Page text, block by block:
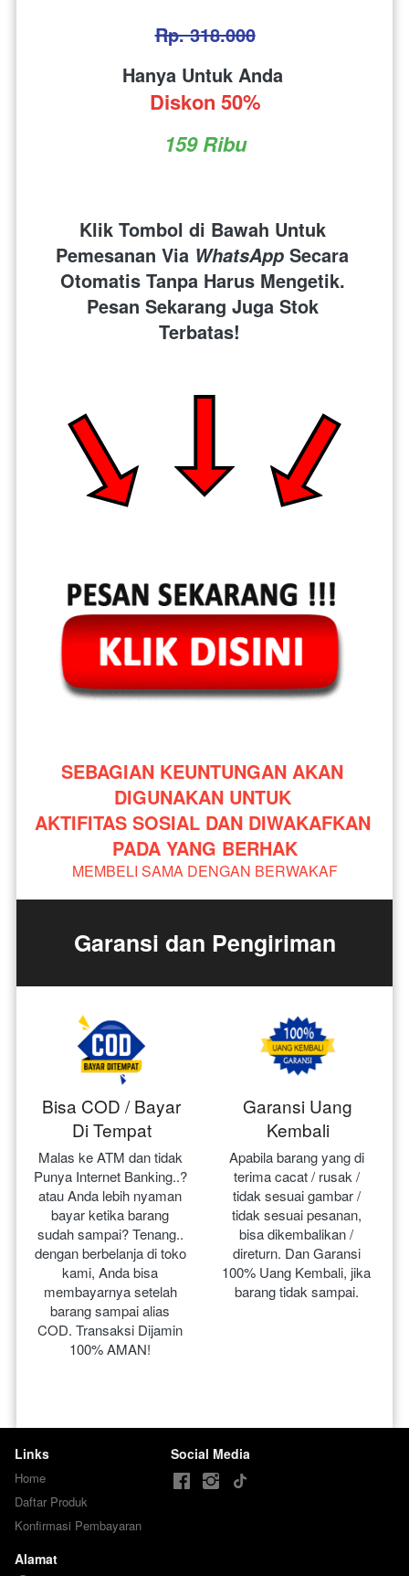
Rp. 318.000
Hanya Untuk Anda
Diskon 50%
159 Ribu
Klik Tombol di Bawah Untuk
Pemesanan Via WhatsApp Secara
Otomatis Tanpa Harus Mengetik.
Pesan Sekarang Juga Stok
Terbatas!
SEBAGIAN KEUNTUNGAN AKAN
DIGUNAKAN UNTUK
AKTIFITAS SOSIAL DAN DIWAKAFKAN
PADA YANG BERHAK
MEMBELI SAMA DENGAN BERWAKAF
Garansi dan Pengiriman
Bisa COD / Bayar
Di Tempat
Malas ke ATM dan tidak
Punya Internet Banking..?
atau Anda lebih nyaman
bayar ketika barang
sudah sampai? Tenang..
dengan berbelanja di toko
kami, Anda bisa
membayarnya setelah
barang sampai alias
COD. Transaksi Dijamin
100% AMAN!
Garansi Uang
Kembali
Apabila barang yang di
terima cacat / rusak /
tidak sesuai gambar /
tidak sesuai pesanan,
bisa dikembalikan /
direturn. Dan Garansi
100% Uang Kembali, jika
barang tidak sampai.
Links
Home
Daftar Produk
Konfirmasi Pembayaran
Social Media
Alamat